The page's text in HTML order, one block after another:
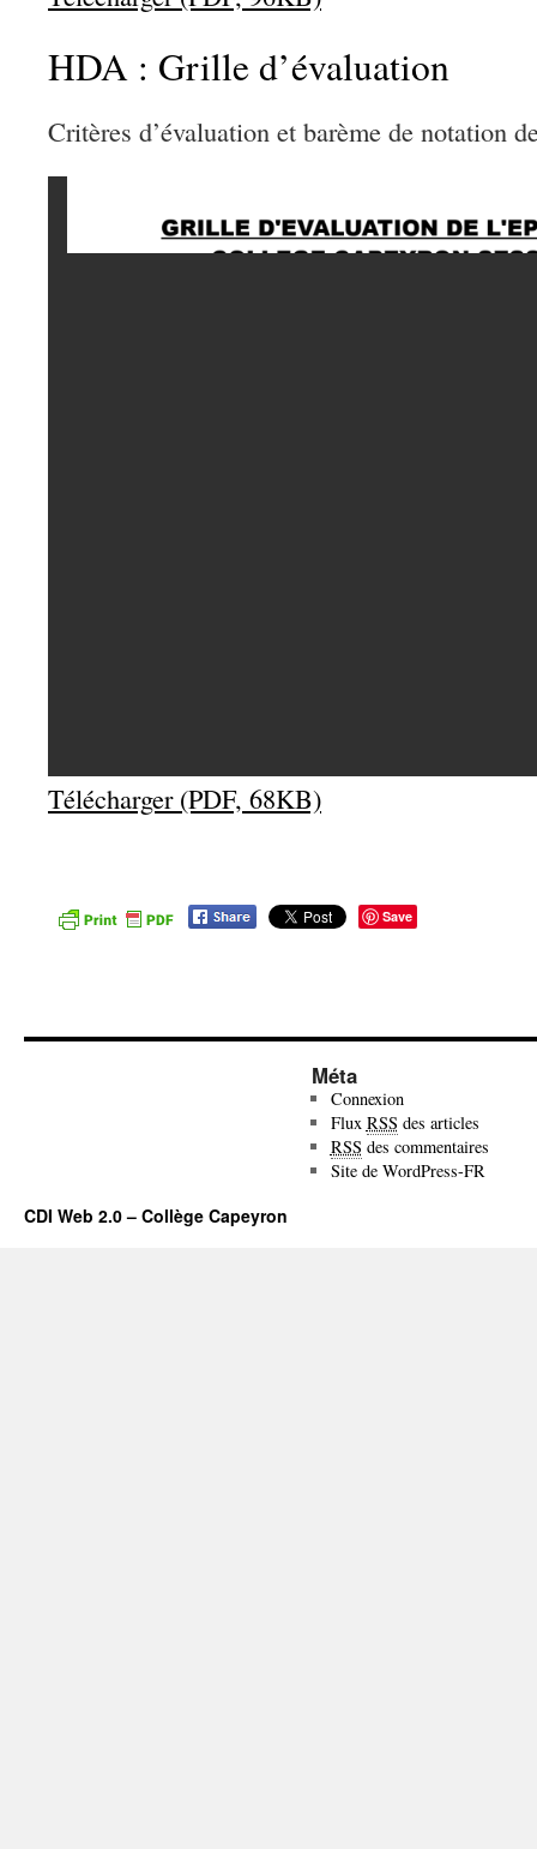
HDA : Grille d’évaluation
Critères d’évaluation et barème de notation
Télécharger (PDF, 68KB)
Save
Méta
Connexion
Flux RSS des articles
RSS des commentaires
Site de WordPress-FR
CDI Web 2.0 – Collège Capeyron